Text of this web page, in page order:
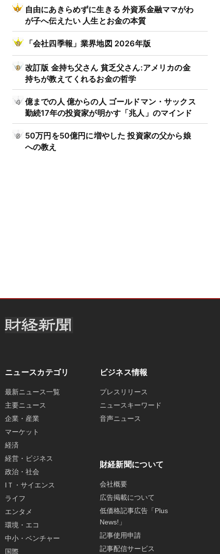
自由にあきらめずに生きる 外資系金融ママがわ
が子へ伝えたい 人生とお金の本質
「会社四季報」業界地図 2026年版
改訂版 金持ち父さん 貧乏父さん:アメリカの金
持ちが教えてくれるお金の哲学
億までの人 億からの人 ゴールドマン・サックス
勤続17年の投資家が明かす「兆人」のマインド
50万円を50億円に増やした 投資家の父から娘
への教え
ニュースカテゴリ
最新ニュース一覧
主要ニュース
企業・産業
マーケット
経済
経営・ビジネス
政治・社会
IＴ・サイエンス
ライフ
エンタメ
環境・エコ
中小・ベンチャー
国際
ビジネス情報
プレスリリース
ニュースキーワード
音声ニュース
財経新聞について
会社概要
広告掲載について
低価格記事広告「Plus
News!」
記事使用申請
記事配信サービス